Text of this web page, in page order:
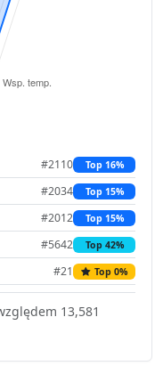
#2110 Top 16%
#2034 Top 15%
#2012 Top 15%
#5642 Top 42%
#21 Top 0%
13,581